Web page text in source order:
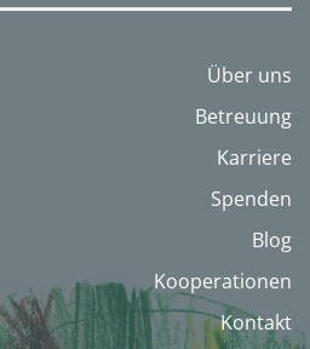
Über uns
Betreuung
Karriere
Spenden
Blog
Kooperationen
Kontakt